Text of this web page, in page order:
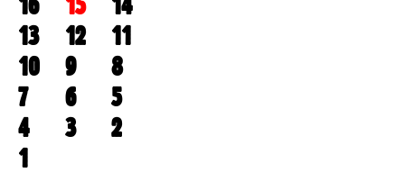
13
12
11
10
9
8
7
6
5
4
3
2
1